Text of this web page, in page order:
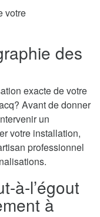
votre
des
exacte de votre
Avant de donner
un
votre installation,
professionnel
à-l’égout
à